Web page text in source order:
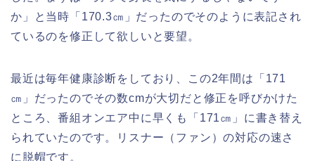
か」と当時「170.3㎝」だったのでそのように表記され
ているのを修正して欲しいと要望。
最近は毎年健康診断をしており、この2年間は「171
㎝」だったのでその数cmが大切だと修正を呼びかけた
ところ、番組オンエア中に早くも「171㎝」に書き替え
られていたのです。リスナー（ファン）の対応の速さ
に脱帽です。